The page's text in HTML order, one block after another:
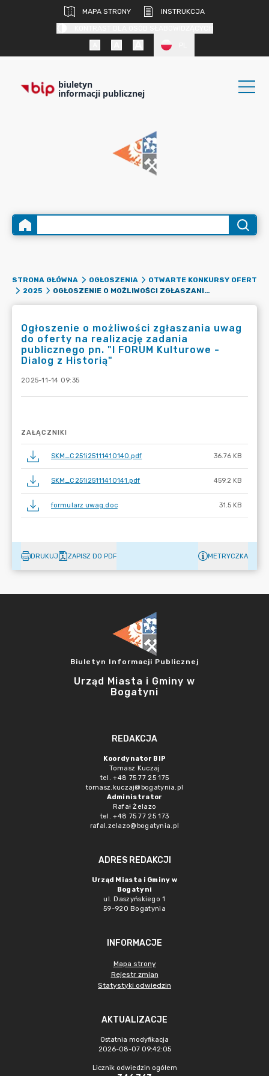
MAPA STRONY
INSTRUKCJA
biuletyn
informacji publicznej
STRONA GŁÓWNA OGŁOSZENIA
OTWARTE KONKURSY OFERT
2025
OGŁOSZENIE O MOŻLIWOŚCI ZGŁASZANIA UWAG DO OFERTY NA REALIZACJĘ ZADANIA PUBLICZNEGO PN. "I FORUM KULTUROWE - DIALOG Z HISTORIĄ"
Ogłoszenie o możliwości zgłaszania uwag
do oferty na realizację zadania
publicznego pn. "I FORUM Kulturowe -
Dialog z Historią"
2025-11-14 09:35
ZAŁĄCZNIKI
SKM_C251i25111410140.pdf 36.76 KB
SKM_C251i25111410141.pdf 459.2 KB
formularz uwag.doc 31.5 KB
DRUKUJ ZAPISZ DO PDF METRYCZKA
Biuletyn Informacji Publicznej
Urząd Miasta i Gminy w
Bogatyni
REDAKCJA
Koordynator BIP
Tomasz Kuczaj
tel. +48 75 77 25 175
tomasz.kuczaj@bogatynia.pl
Administrator
Rafał Żelazo
tel. +48 75 77 25 173
rafal.zelazo@bogatynia.pl
ADRES REDAKCJI
Urząd Miasta i Gminy w
Bogatyni
ul. Daszyńskiego 1
59-920 Bogatynia
INFORMACJE
Mapa strony
Rejestr zmian
Statystyki odwiedzin
AKTUALIZACJE
Ostatnia modyfikacja
2026-08-07 09:42:05
Licznik odwiedzin ogółem